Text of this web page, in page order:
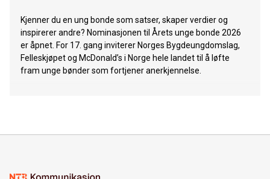
Kjenner du en ung bonde som satser, skaper verdier og
inspirerer andre? Nominasjonen til Årets unge bonde 2026
er åpnet. For 17. gang inviterer Norges Bygdeungdomslag,
Felleskjøpet og McDonald’s i Norge hele landet til å løfte
fram unge bønder som fortjener anerkjennelse.